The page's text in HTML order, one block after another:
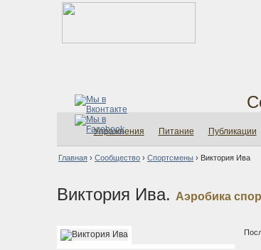
Упражнения Питание Публикации
Главная › Сообщество › Спортсмены › Виктория Ива
Виктория Ива. Аэробика